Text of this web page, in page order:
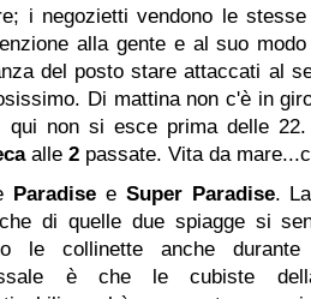
i negozietti vendono le
alla gente e al suo
del posto stare attaccati al
Di mattina non c'è in
qui non si esce prima delle
alle2 passate. Vita da
Paradise e Super Paradise.
di quelle due spiagge si
le collinette anche
è che le cubiste